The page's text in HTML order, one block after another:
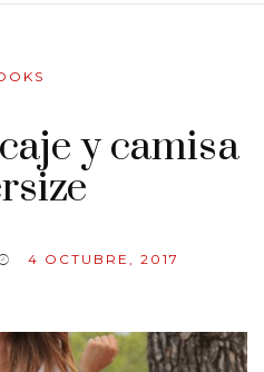
y camisa
4 OCTUBRE, 2017